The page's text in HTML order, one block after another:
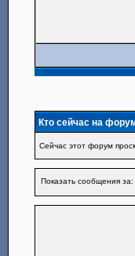
Кто сейчас на
Сейчас этот форум
Показать сообщения за: